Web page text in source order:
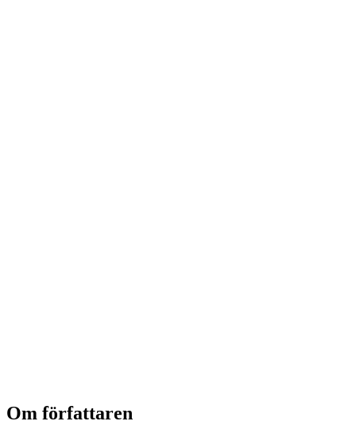
Om författaren